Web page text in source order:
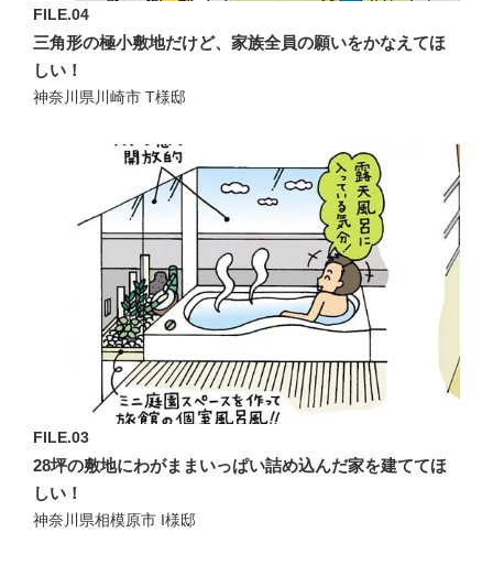
FILE.04
三角形の極小敷地だけど、家族全員の願いをかなえてほ
しい！
神奈川県川崎市 T様邸
FILE.03
28坪の敷地にわがままいっぱい詰め込んだ家を建ててほ
しい！
神奈川県相模原市 I様邸